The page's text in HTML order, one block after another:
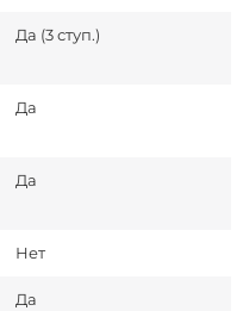
Да (3 ступ.)
Да
Да
Нет
Да